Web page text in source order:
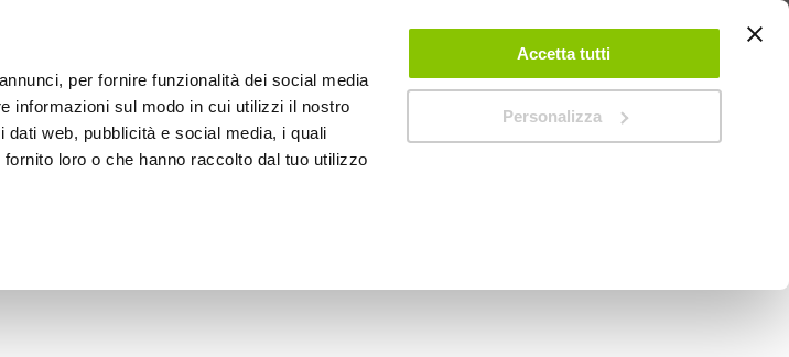
per fornire funzionalità dei social media
informazioni sul modo in cui utilizzi il nostro
web, pubblicità e social media, i quali
loro o che hanno raccolto dal tuo utilizzo
Accetta tutti
Personalizza
CONTATTACI NEGOZI IL MIO NEGOZIO